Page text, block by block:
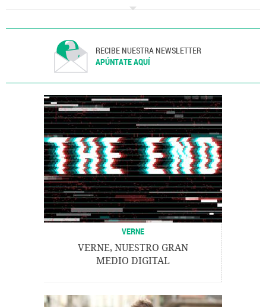
RECIBE NUESTRA NEWSLETTER
APÚNTATE AQUÍ
VERNE
VERNE, NUESTRO GRAN
MEDIO DIGITAL